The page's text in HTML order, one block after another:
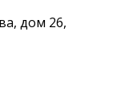
дом 26,